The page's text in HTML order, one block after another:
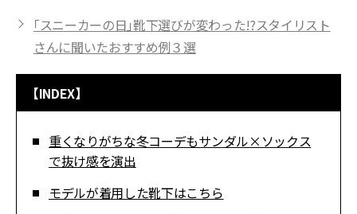
「スニーカーの日」靴下選びが変わった!?スタイリスト
さんに聞いたおすすめ例３選
【INDEX】
重くなりがちな冬コーデもサンダル×ソックス
で抜け感を演出
モデルが着用した靴下はこちら